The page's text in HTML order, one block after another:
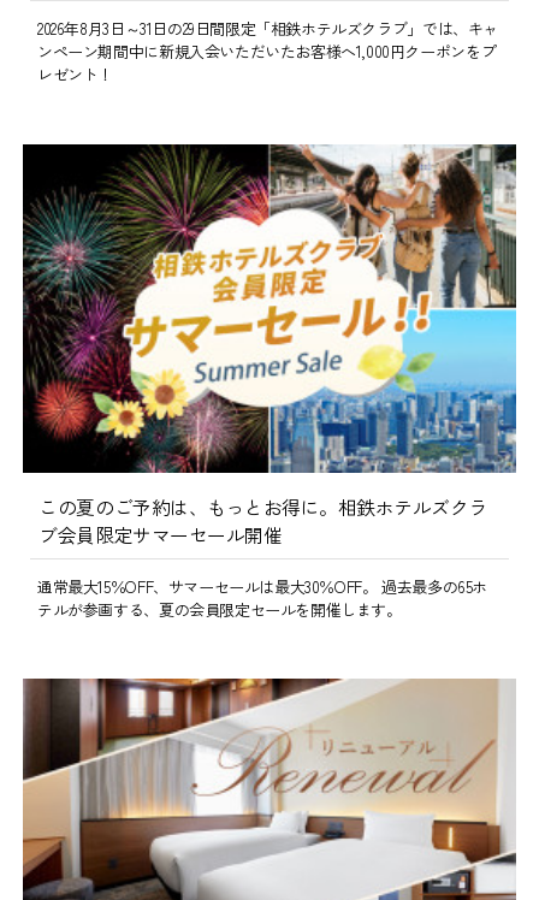
2026年8月3日～31日の29日間限定「相鉄ホテルズクラブ」では、キャ
ンペーン期間中に新規入会いただいたお客様へ1,000円クーポンをプ
レゼント！
この夏のご予約は、もっとお得に。相鉄ホテルズクラ
ブ会員限定サマーセール開催
通常最大15％OFF、サマーセールは最大30％OFF。 過去最多の65ホ
テルが参画する、夏の会員限定セールを開催します。